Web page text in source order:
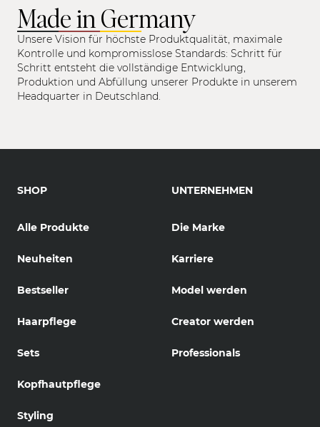
Made in Germany
Unsere Vision für höchste Produktqualität, maximale
Kontrolle und kompromisslose Standards: Schritt für
Schritt entsteht die vollständige Entwicklung,
Produktion und Abfüllung unserer Produkte in unserem
Headquarter in Deutschland.
SHOP
Alle Produkte
Neuheiten
Bestseller
Haarpflege
Sets
Kopfhautpflege
Styling
UNTERNEHMEN
Die Marke
Karriere
Model werden
Creator werden
Professionals